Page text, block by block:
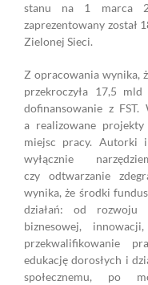
stanu na 1 marca
zaprezentowany został
Zielonej Sieci.
Z opracowania wynika,
przekroczyła 17,5
dofinansowanie z
a realizowane
miejsc pracy. Autorki
wyłącznie
czy odtwarzanie
wynika, że środki
działań: od rozwoju
biznesowej,
przekwalifikowanie
edukację dorosłych i
społecznemu, po